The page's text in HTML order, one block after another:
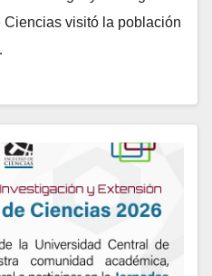
visitó la población